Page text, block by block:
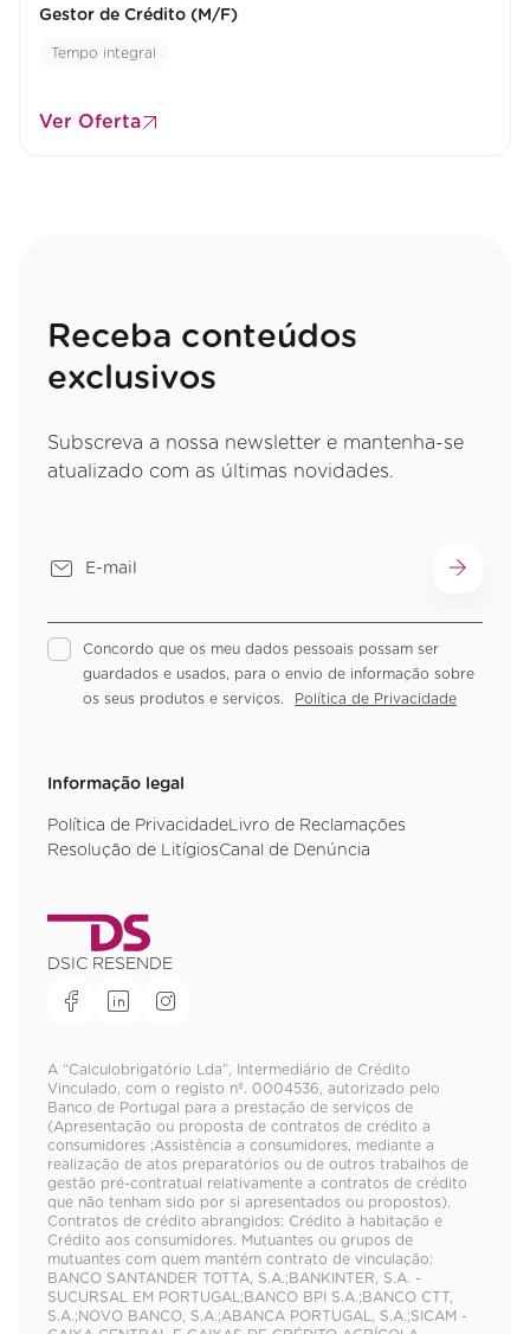
Gestor de Crédito (M/F)
Tempo integral
Ver Oferta
Receba conteúdos
exclusivos
Subscreva a nossa newsletter e mantenha-se
atualizado com as últimas novidades.
Concordo que os meu dados pessoais possam ser
guardados e usados, para o envio de informação sobre
os seus produtos e serviços.
Política de Privacidade
Informação legal
Política de PrivacidadeLivro de Reclamações
Resolução de LitígiosCanal de Denúncia
DSIC RESENDE
A “Calculobrigatório Lda”, Intermediário de Crédito
Vinculado, com o registo nº. 0004536, autorizado pelo
Banco de Portugal para a prestação de serviços de
(Apresentação ou proposta de contratos de crédito a
consumidores ;Assistência a consumidores, mediante a
realização de atos preparatórios ou de outros trabalhos de
gestão pré-contratual relativamente a contratos de crédito
que não tenham sido por si apresentados ou propostos).
Contratos de crédito abrangidos: Crédito à habitação e
Crédito aos consumidores. Mutuantes ou grupos de
mutuantes com quem mantém contrato de vinculação:
BANCO SANTANDER TOTTA, S.A.;BANKINTER, S.A. -
SUCURSAL EM PORTUGAL;BANCO BPI S.A.;BANCO CTT,
S.A.;NOVO BANCO, S.A.;ABANCA PORTUGAL, S.A.;SICAM -